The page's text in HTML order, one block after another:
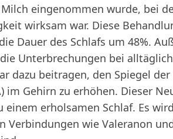
eingenommen wurde, bei
wirksam war. Diese
Dauer des Schlafs um 48%.
Unterbrechungen bei
dazu beitragen, den Spiegel der
im Gehirn zu erhöhen. Dieser
einem erholsamen Schlaf. Es
Verbindungen wie Valeranon